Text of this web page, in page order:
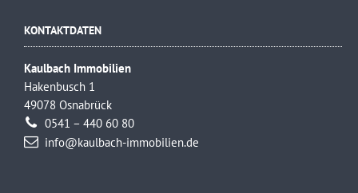
KONTAKTDATEN
Kaulbach Immobilien
Hakenbusch 1
49078 Osnabrück
0541 – 440 60 80
info@kaulbach-immobilien.de